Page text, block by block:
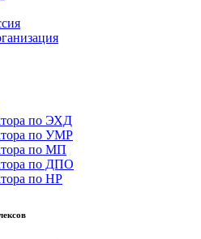
по ЭХД
по УМР
по МП
по ДПО
по НР